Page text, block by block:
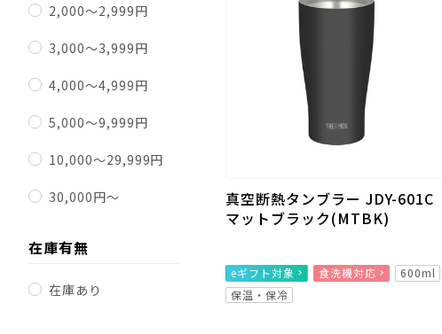
2,000～2,999円
3,000～3,999円
4,000～4,999円
5,000～9,999円
10,000～29,999円
30,000円～
在庫有無
在庫あり
真空断熱タンブラー JDY-601C
マットブラック(MTBK)
eギフト対象 食洗機対応
600ml
保温・保冷